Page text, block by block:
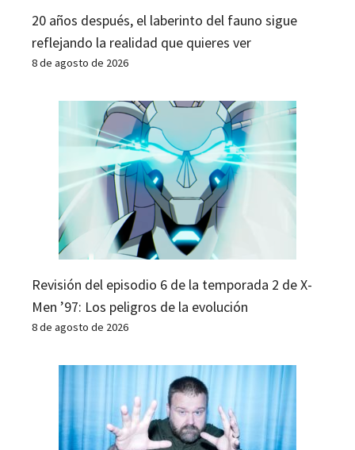
20 años después, el laberinto del fauno sigue
reflejando la realidad que quieres ver
8 de agosto de 2026
Revisión del episodio 6 de la temporada 2 de X-
Men ’97: Los peligros de la evolución
8 de agosto de 2026